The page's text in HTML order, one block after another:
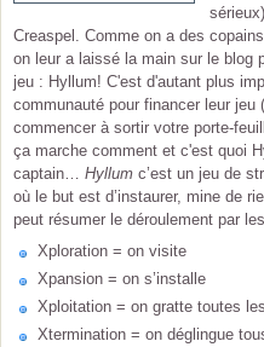
Creaspel. Comme on a des
on leur a laissé la main sur le blog
jeu : Hyllum! C'est d'autant plus
communauté pour financer leur
commencer à sortir votre porte-
ça marche comment et c'est quoi
captain… Hyllum c’est un jeu de
où le but est d’instaurer, mine de
peut résumer le déroulement par
Xploration = on visite
Xpansion = on s’installe
Xploitation = on gratte toutes
Xtermination = on déglingue